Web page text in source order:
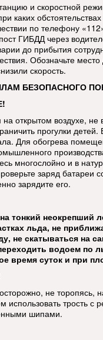
и скоростной
каких
по телефону
ГИБДД через
до прибытия
Обозначьте
скорость.
БЕЗОПАСНОГО
открытом воздухе, не
прогулки
Для обогрева
многослойно и в
заряд батареи
зарядите его.
тонкий неокрепший
льда, не
не скатываться на
водоем по
время суток и при
не торопясь,
трость с
шипами.